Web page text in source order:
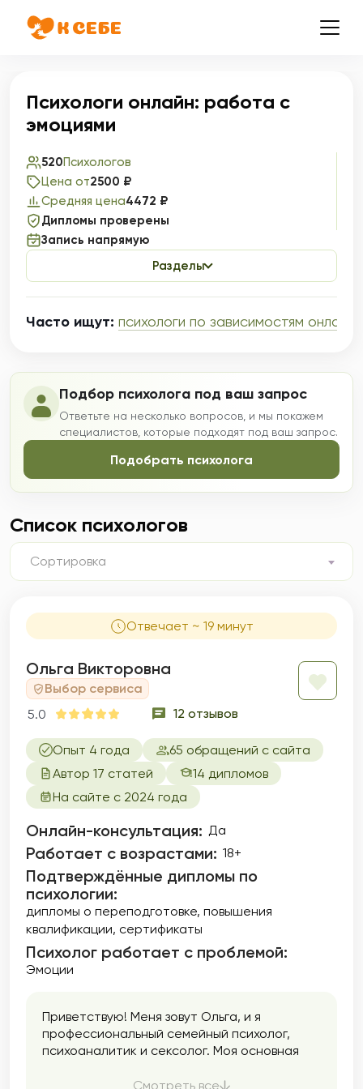
Психологи онлайн: работа с
эмоциями
520Психологов
Цена от2500 ₽
Средняя цена4472 ₽
Дипломы проверены
Запись напрямую
Разделы
Часто ищут: психологи по зависимостям онлайн
Подбор психолога под ваш запрос
Ответьте на несколько вопросов, и мы покажем
специалистов, которые подходят под ваш запрос.
Подобрать психолога
Список психологов
Сортировка
Отвечает ~ 19 минут
Ольга Викторовна
Выбор сервиса
5.0
12 отзывов
Опыт 4 года
65 обращений с сайта
Автор 17 статей
14 дипломов
На сайте с 2024 года
Онлайн-консультация: Да
Работает с возрастами: 18+
Подтверждённые дипломы по
психологии:
дипломы о переподготовке повышения
квалификации сертификаты
Психолог работает с проблемой:
Эмоции
Приветствую! Меня зовут Ольга, и я
профессиональный семейный психолог,
психоаналитик и сексолог. Моя основная
качества их жизни, отношений и
Смотреть все